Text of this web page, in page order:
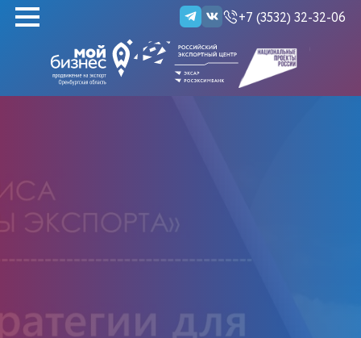
+7 (3532) 32-32-06